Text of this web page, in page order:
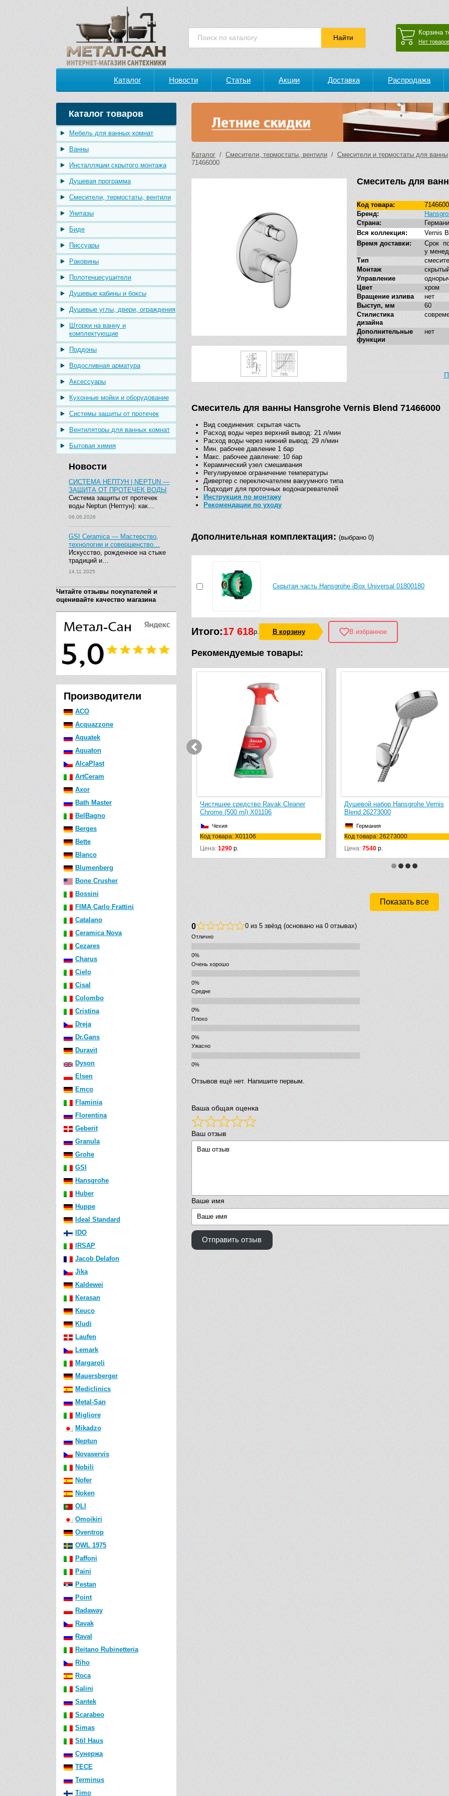
Корзина
Нет
Каталог Новости Статьи Акции Доставка Распродажа
Каталог товаров
Мебель для ванных комнат
Ванны
Инсталляции скрытого монтажа
Душевая программа
Смесители, термостаты, вентили
Унитазы
Биде
Писсуары
Раковины
Полотенцесушители
Душевые кабины и боксы
Душевые углы, двери, ограждения
Шторки на ванну и
комплектующие
Поддоны
Водосливная арматура
Аксессуары
Кухонные мойки и оборудование
Системы защиты от протечек
Вентиляторы для ванных комнат
Бытовая химия
Новости
СИСТЕМА НЕПТУН | NEPTUN —
ЗАЩИТА ОТ ПРОТЕЧЕК ВОДЫ
Система защиты от протечек
воды Neptun (Нептун): как…
06.06.2026
GSI Ceramica — Мастерство,
технологии и совершенство…
Искусство, рожденное на стыке
традиций и…
14.11.2025
Читайте отзывы покупателей и
оценивайте качество магазина
Производители
ACO
Acquazzone
Aquatek
Aquaton
AlcaPlast
ArtCeram
Axor
Bath Master
BelBagno
Berges
Bette
Blanco
Blumenberg
Bone Crusher
Bossini
FIMA Carlo Frattini
Catalano
Ceramica Nova
Cezares
Charus
Cielo
Cisal
Colombo
Cristina
Dreja
Dr.Gans
Duravit
Dyson
Elsen
Emco
Flaminia
Florentina
Geberit
Granula
Grohe
GSI
Hansgrohe
Huber
Huppe
Ideal Standard
IDO
IRSAP
Jacob Delafon
Jika
Kaldewei
Kerasan
Keuco
Kludi
Laufen
Lemark
Margaroli
Mauersberger
Mediclinics
Metal-San
Migliore
Mikadzo
Neptun
Novaservis
Nobili
Nofer
Noken
OLI
Omoikiri
Oventrop
OWL 1975
Paffoni
Paini
Pestan
Point
Radaway
Ravak
Raval
Reitano Rubinetteria
Riho
Roca
Salini
Santek
Scarabeo
Simas
Stil Haus
Сунержа
TECE
Terminus
Timo
Каталог / Смесители, термостаты, вентили / Смесители и термостаты для ванны
71466000
Смеситель для
Код товара:
Бренд:
Страна:
Вся коллекция:
Vernis
Время доставки:
Срок
у
Тип
Монтаж
Управление
Цвет
хром
Вращение излива
нет
Выступ, мм
60
Стилистика
дизайна
Дополнительные
функции
нет
Смеситель для ванны Hansgrohe Vernis Blend 71466000
Вид соединения: скрытая часть
Расход воды через верхний вывод: 21 л/мин
Расход воды через нижний вывод: 29 л/мин
Мин. рабочее давление 1 бар
Макс. рабочее давление: 10 бар
Керамический узел смешивания
Регулируемое ограничение температуры
Дивертер с переключателем вакуумного типа
Подходит для проточных водонагревателей
Инструкция по монтажу
Рекомендации по уходу
Дополнительная комплектация: (выбрано 0)
Скрытая часть Hansgrohe iBox Universal 01800180
Итого:17 618р. В корзину В избранное
Рекомендуемые товары:
Чистящее средство GROHE
Grohclean 48166000
Германия
Чистящее средство Ravak Cleaner
Chrome (500 ml) X01106
Чехия
Код товара: X01106
Цена: 1290 р.
Душевой набор Hansgrohe Vernis
Blend 26273000
Германия
Код товара: 26273000
Цена: 7540 р.
Показать все
0 0 из 5 звёзд (основано на 0 отзывах)
Отлично
Очень хорошо
Средне
Плохо
Ужасно
Отзывов ещё нет. Напишите первым.
Ваша общая оценка
Ваш отзыв
Ваше имя
Отправить отзыв